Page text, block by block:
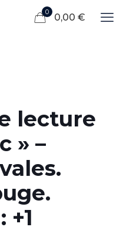
0 0,00 €
lecture
» –